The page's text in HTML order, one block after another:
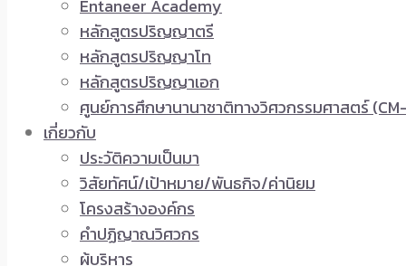
Entaneer Academy
หลักสูตรปริญญาตรี
หลักสูตรปริญญาโท
หลักสูตรปริญญาเอก
ศูนย์การศึกษานานาชาติทางวิศวกรรมศาสตร์
เกี่ยวกับ
ประวัติความเป็นมา
วิสัยทัศน์/เป้าหมาย/พันธกิจ/ค่านิยม
โครงสร้างองค์กร
คำปฏิญาณวิศวกร
ผู้บริหาร